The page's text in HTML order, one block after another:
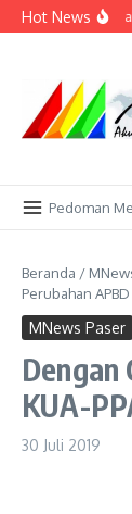
Lewati ke konten
Hot News
Tak
Pedoman
Beranda /
Perubahan APBD
MNews Paser
Dengan
KUA-
30 Juli 2019